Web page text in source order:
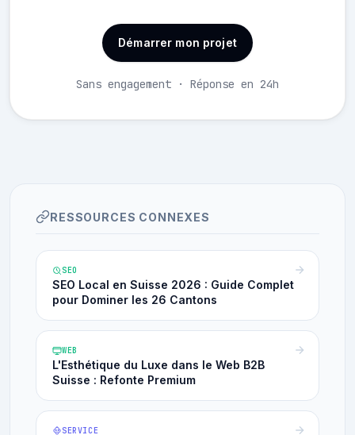
Démarrer mon projet
Sans engagement · Réponse en 24h
RESSOURCES CONNEXES
SEO
SEO Local en Suisse 2026 : Guide Complet
pour Dominer les 26 Cantons
WEB
L'Esthétique du Luxe dans le Web B2B
Suisse : Refonte Premium
SERVICE